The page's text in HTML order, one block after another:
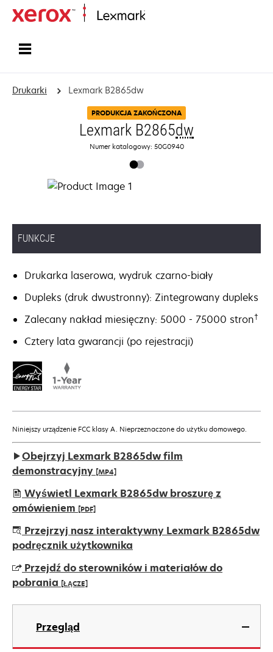
Drukarki Lexmark B2865dw
PRODUKCJA ZAKOŃCZONA
Lexmark B2865dw
Numer katalogowy: 50G0940
FUNKCJE
Drukarka laserowa, wydruk czarno-biały
Dupleks (druk dwustronny): Zintegrowany dupleks
Zalecany nakład miesięczny: 5000 - 75000 stron†
Cztery lata gwarancji (po rejestracji)
Niniejszy urządzenie FCC klasy A. Nieprzeznaczone do użytku domowego.
Obejrzyj Lexmark B2865dw film
demonstracyjny [MP4]
Wyświetl Lexmark B2865dw broszurę z
omówieniem [PDF]
opens
in
new
tab
Przejrzyj nasz interaktywny Lexmark B2865dw
podręcznik użytkownika
Przejdź do sterowników i materiałów do
pobrania [ŁĄCZE]
opens
new
Przegląd